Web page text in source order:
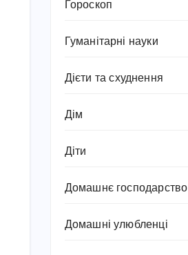
Гороскоп
Гуманітарні науки
Дієти та схуднення
Дім
Діти
Домашнє господарство
Домашні улюбленці